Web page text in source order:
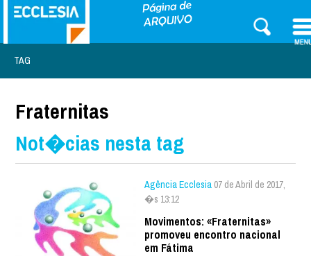
TAG
Fraternitas
Not�cias nesta tag
Agência Ecclesia 07 de Abril de 2017,
�s 13:12
Movimentos: «Fraternitas»
promoveu encontro nacional
em Fátima